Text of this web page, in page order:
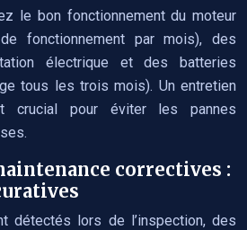
le bon fonctionnement du moteur
fonctionnement par mois), des
électrique et des batteries
tous les trois mois). Un entretien
crucial pour éviter les pannes
correctives :
détectés lors de l’inspection, des